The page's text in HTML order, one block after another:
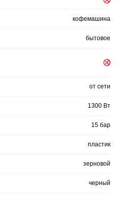
кофемашина
бытовое
от сети
1300 Вт
15 бар
пластик
зерновой
черный